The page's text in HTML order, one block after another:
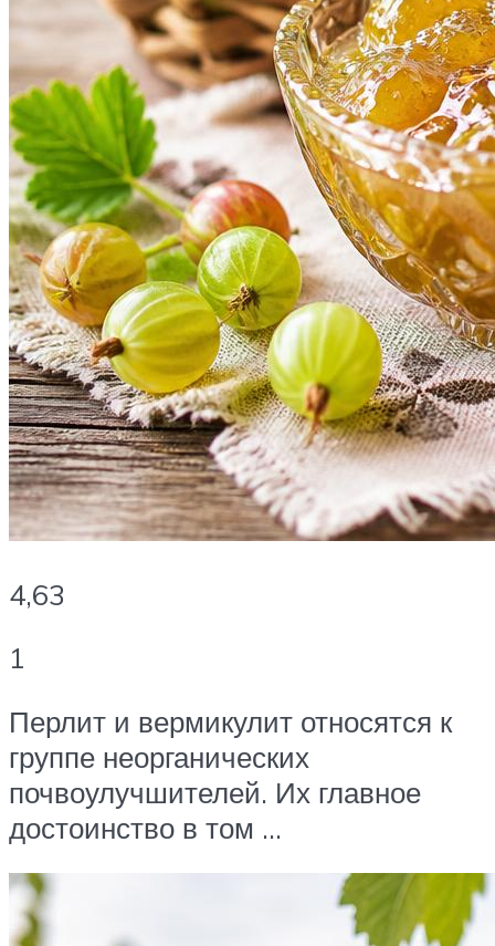
4,63
1
Перлит и вермикулит относятся к
группе неорганических
почвоулучшителей. Их главное
достоинство в том …